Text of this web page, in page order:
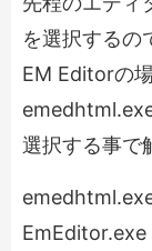
を選択するの
EM Editorの場
選択する事で
EmEditor.exe